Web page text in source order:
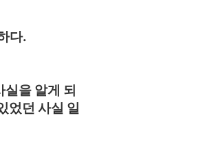
다.
을 알게 되
었던 사실 일